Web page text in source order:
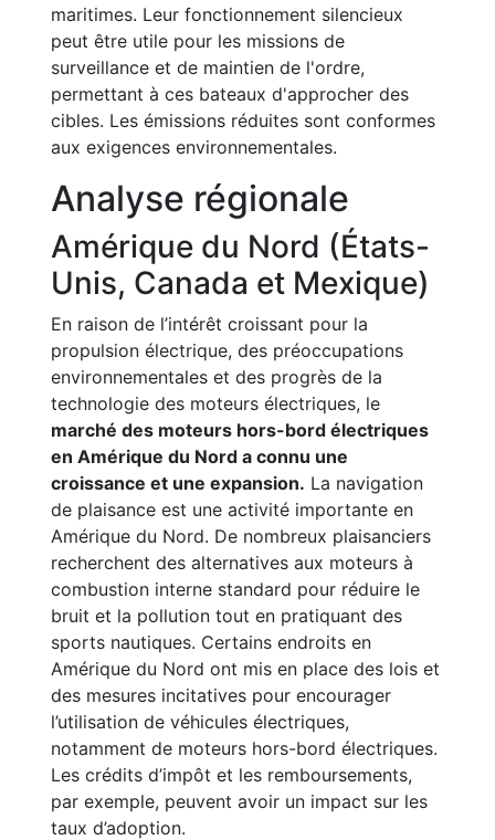
maritimes. Leur fonctionnement silencieux
peut être utile pour les missions de
surveillance et de maintien de l'ordre,
permettant à ces bateaux d'approcher des
cibles. Les émissions réduites sont conformes
aux exigences environnementales.
Analyse régionale
Amérique du Nord (États-
Unis, Canada et Mexique)
En raison de l’intérêt croissant pour la
propulsion électrique, des préoccupations
environnementales et des progrès de la
technologie des moteurs électriques, le
marché des moteurs hors-bord électriques
en Amérique du Nord a connu une
croissance et une expansion. La navigation
de plaisance est une activité importante en
Amérique du Nord. De nombreux plaisanciers
recherchent des alternatives aux moteurs à
combustion interne standard pour réduire le
bruit et la pollution tout en pratiquant des
sports nautiques. Certains endroits en
Amérique du Nord ont mis en place des lois et
des mesures incitatives pour encourager
l’utilisation de véhicules électriques,
notamment de moteurs hors-bord électriques.
Les crédits d’impôt et les remboursements,
par exemple, peuvent avoir un impact sur les
taux d’adoption.